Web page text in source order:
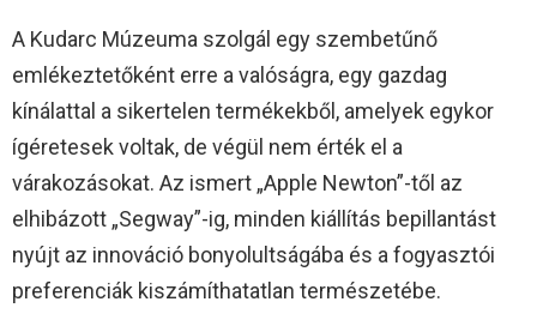
A Kudarc Múzeuma szolgál egy szembetűnő
emlékeztetőként erre a valóságra, egy gazdag
kínálattal a sikertelen termékekből, amelyek egykor
ígéretesek voltak, de végül nem érték el a
várakozásokat. Az ismert „Apple Newton”-től az
elhibázott „Segway”-ig, minden kiállítás bepillantást
nyújt az innováció bonyolultságába és a fogyasztói
preferenciák kiszámíthatatlan természetébe.